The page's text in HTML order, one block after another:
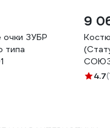
ЗУБР
типа
9
4.7